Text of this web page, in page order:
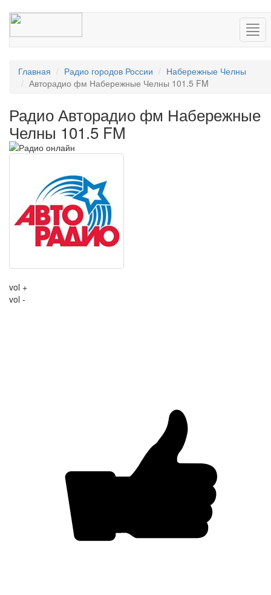
Главная Радио городов России
Набережные Челны
Авторадио фм Набережные Челны 101.5 FM
Радио Авторадио фм Набережные
Челны 101.5 FM
vol +
vol -